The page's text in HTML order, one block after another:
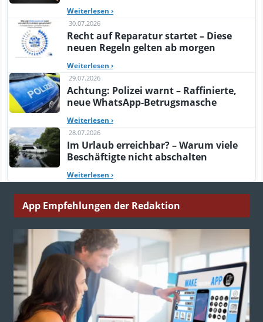
Weiterlesen ›
30.07.2026
Recht auf Reparatur startet – Diese
neuen Regeln gelten ab morgen
Weiterlesen ›
29.07.2026
Achtung: Polizei warnt – Raffinierte,
neue WhatsApp-Betrugsmasche
Weiterlesen ›
28.07.2026
Im Urlaub erreichbar? – Warum viele
Beschäftigte nicht abschalten
Weiterlesen ›
App Empfehlungen der Redaktion